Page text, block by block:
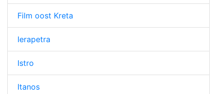
Film oost Kreta
Ierapetra
Istro
Itanos